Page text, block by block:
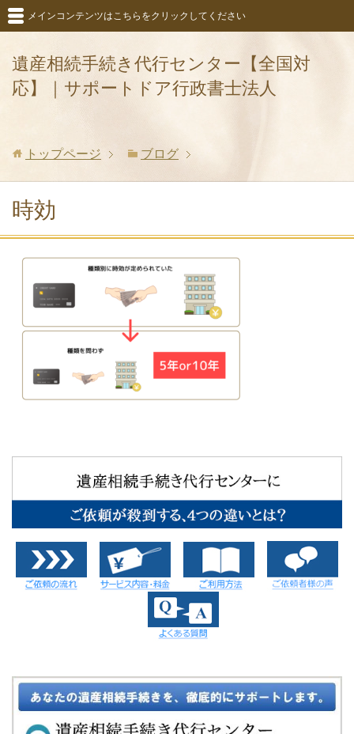
遺産相続手続き代行センター【全国対
応】｜サポートドア行政書士法人
メインコンテンツはこちらをクリックしてください
トップページ ブログ
時効